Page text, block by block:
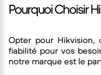
Pourquoi Choisir
Opter pour Hikvision,
fiabilité pour vos
notre marque est le